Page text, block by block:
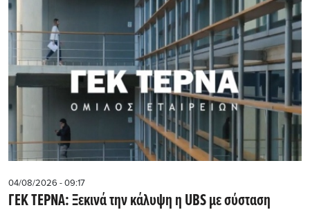
04/08/2026 - 09:17
ΓΕΚ ΤΕΡΝΑ: Ξεκινά την κάλυψη η UBS με σύσταση